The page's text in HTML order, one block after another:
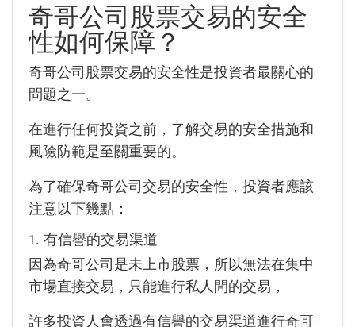
奇哥公司股票交易的安全
性如何保障？
奇哥公司股票交易的安全性是投資者最關心的
問題之一。
在進行任何投資之前，了解交易的安全措施和
風險防範是至關重要的。
為了確保奇哥公司交易的安全性，投資者應該
注意以下幾點：
1. 有信譽的交易渠道
因為奇哥公司是未上市股票，所以無法在集中
市場直接交易，只能進行私人間的交易，
許多投資人會透過有信譽的交易渠道進行奇哥